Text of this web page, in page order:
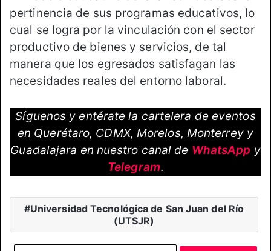
pertinencia de sus programas educativos, lo
cual se logra por la vinculación con el sector
productivo de bienes y servicios, de tal
manera que los egresados satisfagan las
necesidades reales del entorno laboral.
Síguenos y entérate la cartelera de eventos
en Querétaro, CDMX, Morelos, Monterrey y
Guadalajara en nuestro canal de WhatsApp y
Telegram.
Universidad Tecnológica de San Juan del Río
(UTSJR)